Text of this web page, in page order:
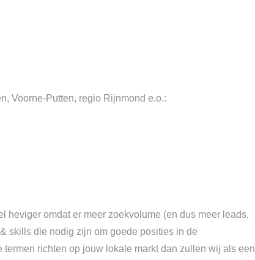
Voorne-Putten, regio Rijnmond e.o.:
heviger omdat er meer zoekvolume (en dus meer leads,
skills die nodig zijn om goede posities in de
richten op jouw lokale markt dan zullen wij als een